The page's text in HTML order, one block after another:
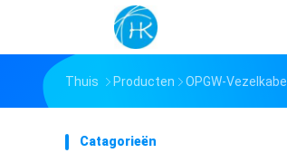
Thuis Producten OPGW-Vezelkabel
Catagorieën